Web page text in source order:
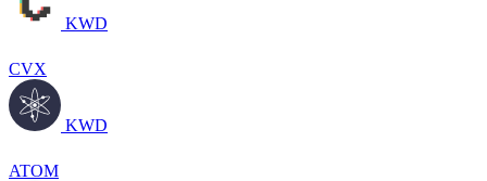
KWD
CVX
KWD
ATOM